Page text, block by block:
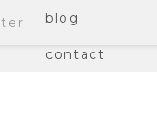
blog
contact